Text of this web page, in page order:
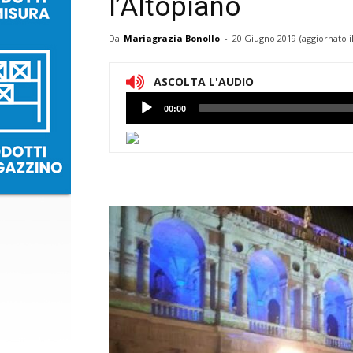
l’Altopiano
Da Mariagrazia Bonollo - 20 Giugno 2019 (aggiornato il
ASCOLTA L'AUDIO
Lettore
Audio
00:00